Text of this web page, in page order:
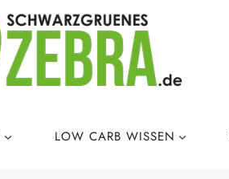
LOW CARB WISSEN